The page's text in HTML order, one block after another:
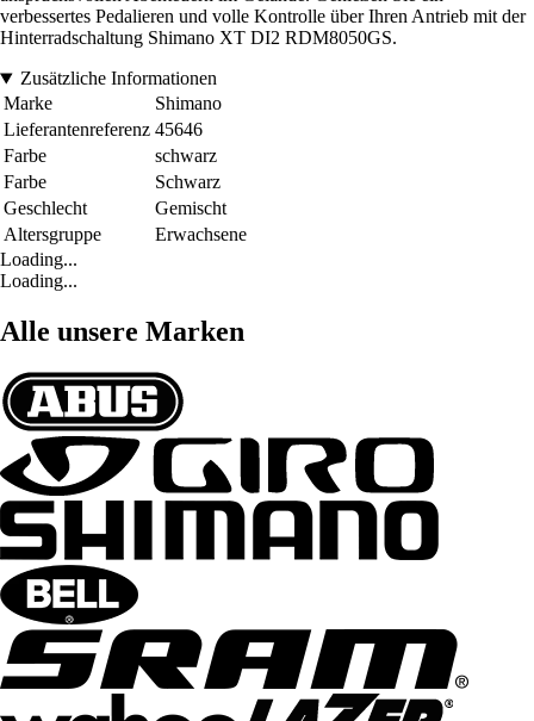
verbessertes Pedalieren und volle Kontrolle über Ihren Antrieb mit der
Hinterradschaltung Shimano XT DI2 RDM8050GS.
Zusätzliche Informationen
Marke
Shimano
Lieferantenreferenz 45646
Farbe
schwarz
Farbe
Schwarz
Geschlecht
Gemischt
Altersgruppe
Erwachsene
Loading...
Loading...
Alle unsere Marken